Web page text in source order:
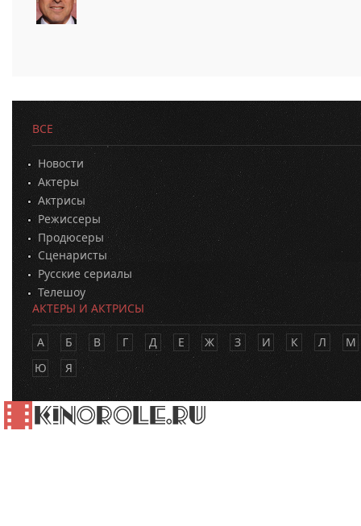
ВСЕ
Новости
Актеры
Актрисы
Режиссеры
Продюсеры
Сценаристы
Русские сериалы
Телешоу
АКТЕРЫ И АКТРИСЫ
А Б В Г Д Е Ж З И К Л
М
Ю
Я